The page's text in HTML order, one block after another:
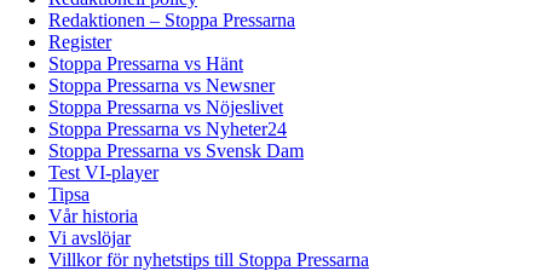
Redaktionen – Stoppa Pressarna
Register
Stoppa Pressarna vs Hänt
Stoppa Pressarna vs Newsner
Stoppa Pressarna vs Nöjeslivet
Stoppa Pressarna vs Nyheter24
Stoppa Pressarna vs Svensk Dam
Test VI-player
Tipsa
Vår historia
Vi avslöjar
Villkor för nyhetstips till Stoppa Pressarna